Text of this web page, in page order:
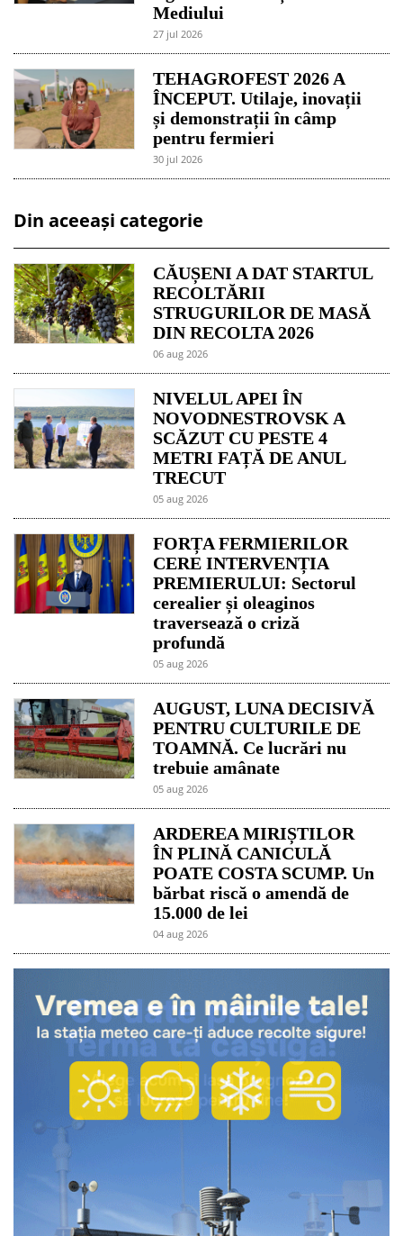
Mediului
27 jul 2026
TEHAGROFEST 2026 A
ÎNCEPUT. Utilaje, inovații
și demonstrații în câmp
pentru fermieri
30 jul 2026
Din aceeași categorie
CĂUȘENI A DAT STARTUL
RECOLTĂRII
STRUGURILOR DE MASĂ
DIN RECOLTA 2026
06 aug 2026
NIVELUL APEI ÎN
NOVODNESTROVSK A
SCĂZUT CU PESTE 4
METRI FAȚĂ DE ANUL
TRECUT
05 aug 2026
FORȚA FERMIERILOR
CERE INTERVENȚIA
PREMIERULUI: Sectorul
cerealier și oleaginos
traversează o criză
profundă
05 aug 2026
AUGUST, LUNA DECISIVĂ
PENTRU CULTURILE DE
TOAMNĂ. Ce lucrări nu
trebuie amânate
05 aug 2026
ARDEREA MIRIȘTILOR
ÎN PLINĂ CANICULĂ
POATE COSTA SCUMP. Un
bărbat riscă o amendă de
15.000 de lei
04 aug 2026